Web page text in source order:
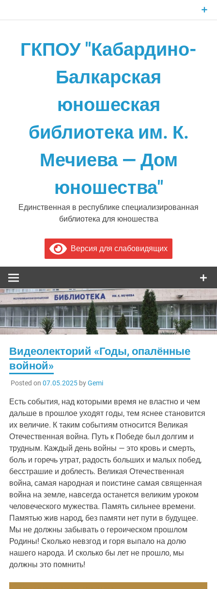
ГКПОУ "Кабардино-
Балкарская
юношеская
библиотека им. К.
Мечиева — Дом
юношества"
Единственная в республике специализированная
библиотека для юношества
Версия для слабовидящих
Видеолекторий «Годы, опалённые
войной»
Posted on 07.05.2025byGemi
Есть события, над которыми время не властно и чем
дальше в прошлое уходят годы, тем яснее становится
их величие. К таким событиям относится Великая
Отечественная война. Путь к Победе был долгим и
трудным. Каждый день войны — это кровь и смерть,
боль и горечь утрат, радость больших и малых побед,
бесстрашие и доблесть. Великая Отечественная
война, самая народная и поистине самая священная
война на земле, навсегда останется великим уроком
человеческого мужества. Память сильнее времени.
Памятью жив народ, без памяти нет пути в будущее.
Мы не должны забывать о героическом прошлом
Родины! Сколько невзгод и горя выпало на долю
нашего народа. И сколько бы лет не прошло, мы
должны это помнить!